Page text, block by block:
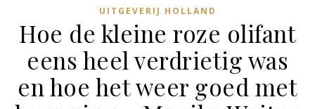
UITGEVERIJ HOLLAND
Hoe de kleine roze olifant
eens heel verdrietig was
en hoe het weer goed met